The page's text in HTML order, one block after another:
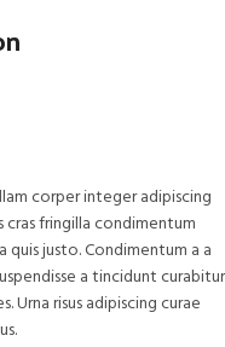
corper integer adipiscing
cras fringilla condimentum
quis justo. Condimentum a a
a tincidunt curabitur
risus adipiscing curae